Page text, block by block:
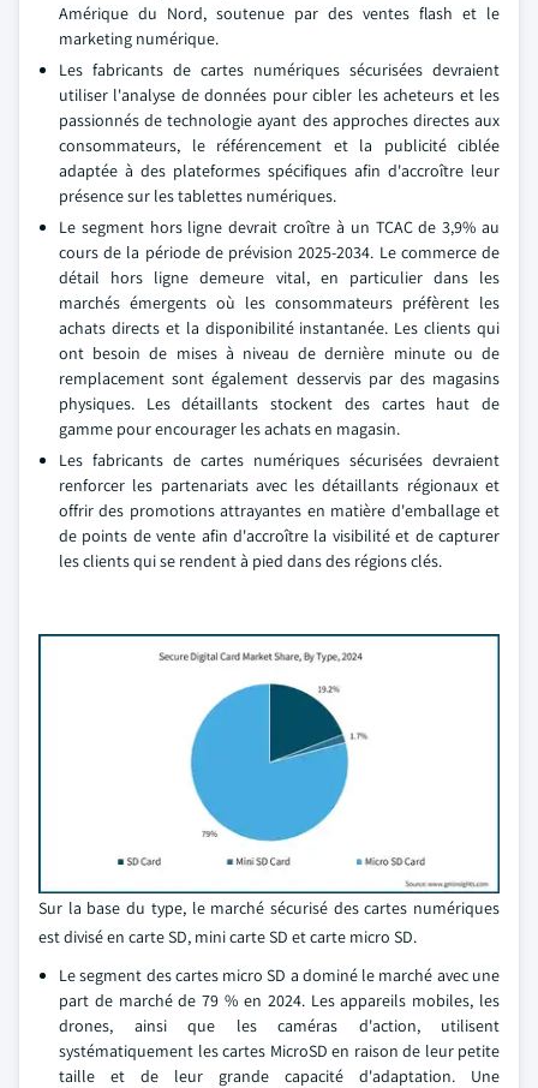
Amérique du Nord, soutenue par des ventes flash et le
marketing numérique.
Les fabricants de cartes numériques sécurisées devraient
utiliser l'analyse de données pour cibler les acheteurs et les
passionnés de technologie ayant des approches directes aux
consommateurs, le référencement et la publicité ciblée
adaptée à des plateformes spécifiques afin d'accroître leur
présence sur les tablettes numériques.
Le segment hors ligne devrait croître à un TCAC de 3,9% au
cours de la période de prévision 2025-2034. Le commerce de
détail hors ligne demeure vital, en particulier dans les
marchés émergents où les consommateurs préfèrent les
achats directs et la disponibilité instantanée. Les clients qui
ont besoin de mises à niveau de dernière minute ou de
remplacement sont également desservis par des magasins
physiques. Les détaillants stockent des cartes haut de
gamme pour encourager les achats en magasin.
Les fabricants de cartes numériques sécurisées devraient
renforcer les partenariats avec les détaillants régionaux et
offrir des promotions attrayantes en matière d'emballage et
de points de vente afin d'accroître la visibilité et de capturer
les clients qui se rendent à pied dans des régions clés.
Sur la base du type, le marché sécurisé des cartes numériques
est divisé en carte SD, mini carte SD et carte micro SD.
Le segment des cartes micro SD a dominé le marché avec une
part de marché de 79 % en 2024. Les appareils mobiles, les
drones, ainsi que les caméras d'action, utilisent
systématiquement les cartes MicroSD en raison de leur petite
taille et de leur grande capacité d'adaptation. Une